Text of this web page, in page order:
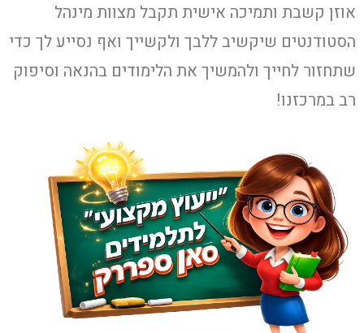
אוזן קשבת ותמיכה אישית תקבל מצוות מינהל
הסטודנטים שיקשיב ללבך ולקשייך ואף נסייע לך כדי
שתחזור לחייך ולהמשיך את הלימודים בהנאה וסיפוק
רב במרכזנו!